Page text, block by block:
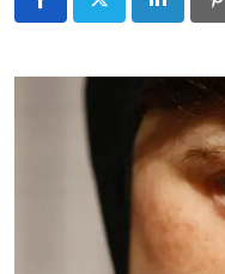
LinkedIn